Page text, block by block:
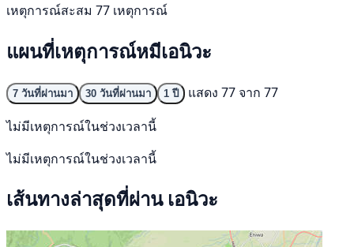
เหตุการณ์สะสม 77 เหตุการณ์
แผนที่เหตุการณ์หมีเอนิวะ
7 วันที่ผ่านมา 30 วันที่ผ่านมา 1 ปี
แสดง 77 จาก 77
ไม่มีเหตุการณ์ในช่วงเวลานี้
ไม่มีเหตุการณ์ในช่วงเวลานี้
เส้นทางล่าสุดที่ผ่าน เอนิวะ